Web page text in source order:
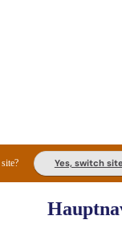
site? Yes, switch